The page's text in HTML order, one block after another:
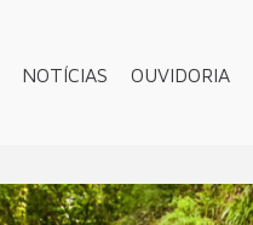
NOTÍCIAS OUVIDORIA